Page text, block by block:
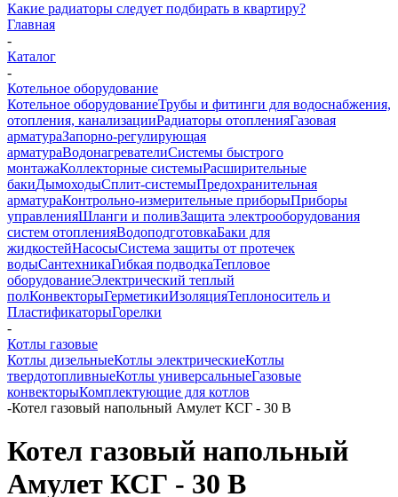
Какие радиаторы следует подбирать в квартиру?
Главная
-
Каталог
-
Котельное оборудование
Котельное оборудованиеТрубы и фитинги для водоснабжения,
отопления, канализацииРадиаторы отопленияГазовая
арматураЗапорно-регулирующая
арматураВодонагревателиСистемы быстрого
монтажаКоллекторные системыРасширительные
бакиДымоходыСплит-системыПредохранительная
арматураКонтрольно-измерительные приборыПриборы
управленияШланги и поливЗащита электрооборудования
систем отопленияВодоподготовкаБаки для
жидкостейНасосыСистема защиты от протечек
водыСантехникаГибкая подводкаТепловое
оборудованиеЭлектрический теплый
полКонвекторыГерметикиИзоляцияТеплоноситель и
ПластификаторыГорелки
-
Котлы газовые
Котлы дизельныеКотлы электрическиеКотлы
твердотопливныеКотлы универсальныеГазовые
конвекторыКомплектующие для котлов
-Котел газовый напольный Амулет КСГ - 30 В
Котел газовый напольный
Амулет КСГ - 30 В